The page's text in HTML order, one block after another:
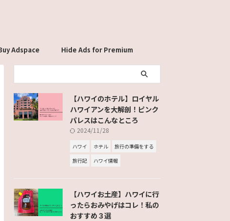
Adspace Hide Ads for Premium
【ハワイのホテル】ロイヤル
ハワイアンを大解剖！ピンク
パレスはこんなところ
2024/11/28
ハワイ ホテル
旅行の準備をする
旅行記
ハワイ情報
【ハワイお土産】ハワイに行
ったらおみやげはコレ！私の
おすすめ３選